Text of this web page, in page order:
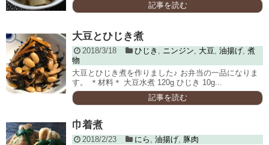
記事を読む
大豆とひじき煮
2018/3/18 ひじき , ニンジン, 大豆, 油揚げ, 煮
物
大豆とひじき煮を作りました♪ お弁当の一品になりま
す。 ＊材料＊ 大豆水煮 120g ひじき 10g...
記事を読む
巾着煮
2018/2/23 にら , 油揚げ, 豚肉